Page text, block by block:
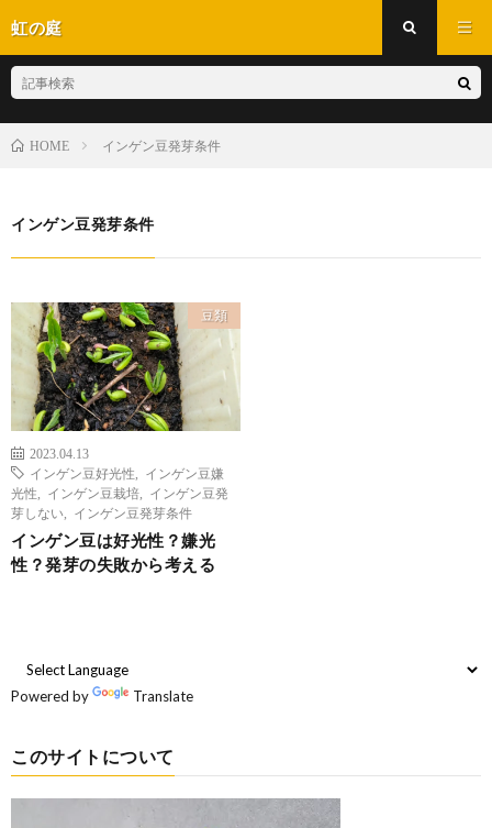
虹の庭
HOME インゲン豆発芽条件
インゲン豆発芽条件
豆類
2023.04.13
インゲン豆好光性
インゲン豆嫌
光性
インゲン豆栽培
インゲン豆発
芽しない
インゲン豆発芽条件
インゲン豆は好光性？嫌光
性？発芽の失敗から考える
Powered by Translate
このサイトについて